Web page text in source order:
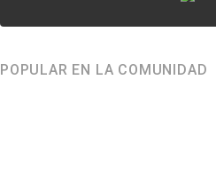
POPULAR EN LA COMUNIDAD